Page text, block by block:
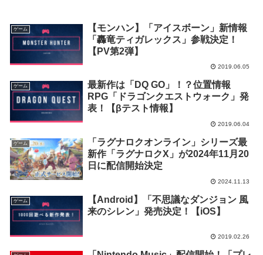
ゲーム
【モンハン】「アイスボーン」新情報
「轟竜ティガレックス」参戦決定！
【PV第2弾】
2019.06.05
ゲーム
最新作は「DQ GO」！？位置情報
RPG「ドラゴンクエストウォーク」発
表！【βテスト情報】
2019.06.04
ゲーム
「ラグナロクオンライン」シリーズ最
新作「ラグナロクX」が2024年11月20
日に配信開始決定
2024.11.13
ゲーム
【Android】「不思議なダンジョン 風
来のシレン」発売決定！【iOS】
2019.02.26